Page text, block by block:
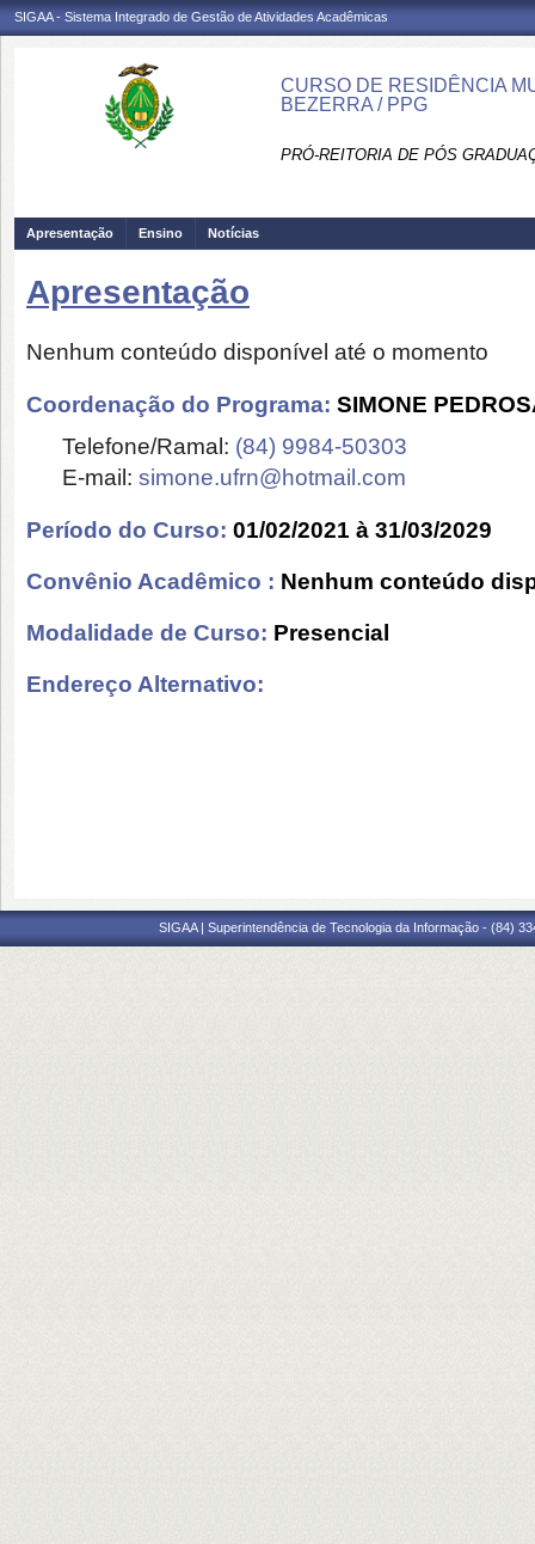
SIGAA - Sistema Integrado de Gestão de Atividades Acadêmicas
CURSO DE RESIDÊNCIA
BEZERRA / PPG
PRÓ-REITORIA DE PÓS
Apresentação Ensino Notícias
Apresentação
Nenhum conteúdo disponível até o momento
Coordenação do Programa: SIMONE
Telefone/Ramal: (84) 9984-50303
E-mail: simone.ufrn@hotmail.com
Período do Curso: 01/02/2021 à 31/03/2029
Convênio Acadêmico : Nenhum conteúdo
Modalidade de Curso: Presencial
Endereço Alternativo:
SIGAA | Superintendência de Tecnologia da Informação - (84)